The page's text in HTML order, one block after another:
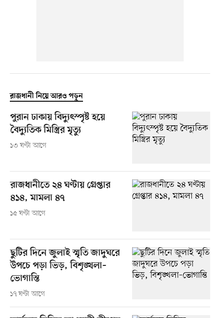
রাজধানী নিয়ে আরও পড়ুন
পুরান ঢাকায় বিদ্যুৎস্পৃষ্ট হয়ে
বৈদ্যুতিক মিস্ত্রির মৃত্যু
১৩ ঘণ্টা আগে
রাজধানীতে ২৪ ঘণ্টায় গ্রেপ্তার
৪১৪, মামলা ৪৭
১৫ ঘণ্টা আগে
ছুটির দিনে জুলাই স্মৃতি জাদুঘরে
উপচে পড়া ভিড়, বিশৃঙ্খলা–
ভোগান্তি
১৭ ঘণ্টা আগে